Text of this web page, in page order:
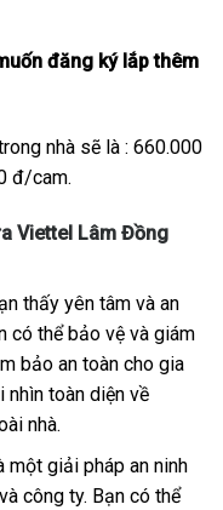
đăng ký lắp thêm
nhà sẽ là : 660.000
đ/cam.
Viettel Lâm Đồng
thấy yên tâm và an
có thể bảo vệ và giám
bảo an toàn cho gia
nhìn toàn diện về
nhà.
một giải pháp an ninh
công ty. Bạn có thể